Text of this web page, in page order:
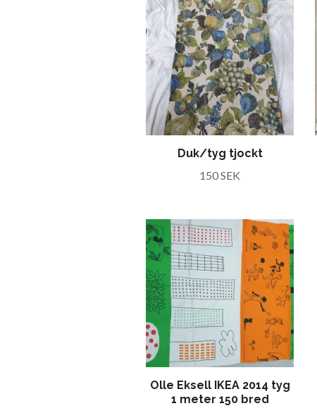
Duk/tyg tjockt
150 SEK
Olle Eksell IKEA 2014 tyg
1 meter 150 bred